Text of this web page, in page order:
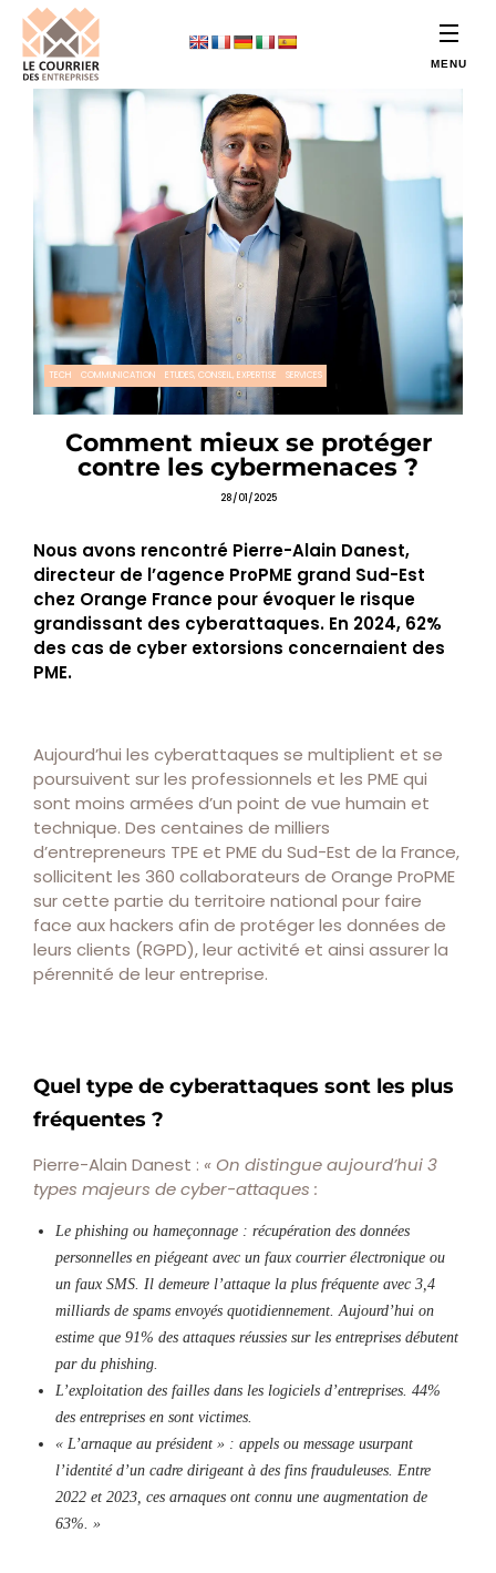
TECH COMMUNICATION ETUDES, CONSEIL, EXPERTISE SERVICES
Comment mieux se protéger
contre les cybermenaces ?
28/01/2025
Nous avons rencontré Pierre-Alain Danest,
directeur de l’agence ProPME grand Sud-Est
chez Orange France pour évoquer le risque
grandissant des cyberattaques. En 2024, 62%
des cas de cyber extorsions concernaient des
PME.
Aujourd’hui les cyberattaques se multiplient et se
poursuivent sur les professionnels et les PME qui
sont moins armées d’un point de vue humain et
technique. Des centaines de milliers
d’entrepreneurs TPE et PME du Sud-Est de la France,
sollicitent les 360 collaborateurs de Orange ProPME
sur cette partie du territoire national pour faire
face aux hackers afin de protéger les données de
leurs clients (RGPD), leur activité et ainsi assurer la
pérennité de leur entreprise.
Quel type de cyberattaques sont les plus
fréquentes ?
Pierre-Alain Danest : « On distingue aujourd’hui 3
types majeurs de cyber-attaques :
Le phishing ou hameçonnage : récupération des données
personnelles en piégeant avec un faux courrier électronique ou
un faux SMS. Il demeure l’attaque la plus fréquente avec 3,4
milliards de spams envoyés quotidiennement. Aujourd’hui on
estime que 91% des attaques réussies sur les entreprises débutent
par du phishing.
L’exploitation des failles dans les logiciels d’entreprises. 44%
des entreprises en sont victimes.
« L’arnaque au président » : appels ou message usurpant
l’identité d’un cadre dirigeant à des fins frauduleuses. Entre
2022 et 2023, ces arnaques ont connu une augmentation de
63%. »